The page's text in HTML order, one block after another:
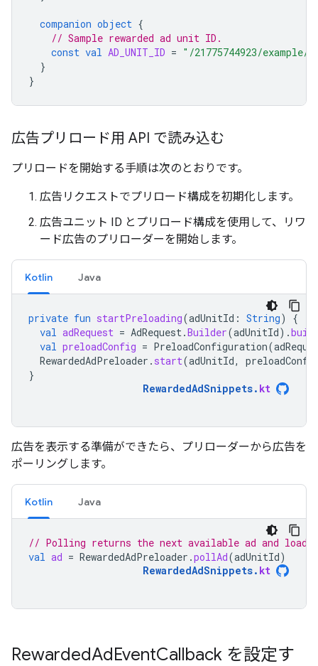
companion object {
// Sample rewarded ad unit ID.
const val AD_UNIT_ID = "/21775744923/example/
}
}
広告プリロード用 API で読み込む
プリロードを開始する手順は次のとおりです。
広告リクエストでプリロード構成を初期化します。
広告ユニット ID とプリロード構成を使用して、リワ
ード広告のプリローダーを開始します。
Kotlin Java
private fun startPreloading(adUnitId : String)
{
val adRequest = AdRequest.Builder(adUnitId).
val preloadConfig = PreloadConfiguration(
RewardedAdPreloader . start(adUnitId,
}
RewardedAdSnippets. kt
広告を表示する準備ができたら、プリローダーから広告を
ポーリングします。
Kotlin Java
// Polling returns the next available ad and loads
val ad = RewardedAdPreloader .pollAd(adUnitId)
RewardedAdSnippets. kt
RewardedAdEventCallback を設定す